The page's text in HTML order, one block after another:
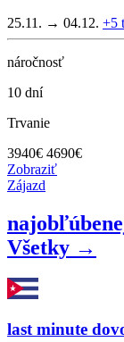
25.11. → 04.12. +5
náročnosť
10 dní
Trvanie
3940€ 4690€
Zobraziť
Zájazd
Všetky →
last minute